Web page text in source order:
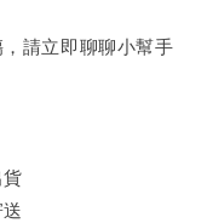
請立即聊聊小幫手